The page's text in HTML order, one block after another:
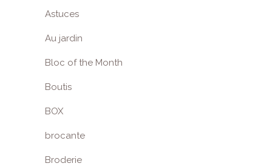
Astuces
Au jardin
Bloc of the Month
Boutis
BOX
brocante
Broderie